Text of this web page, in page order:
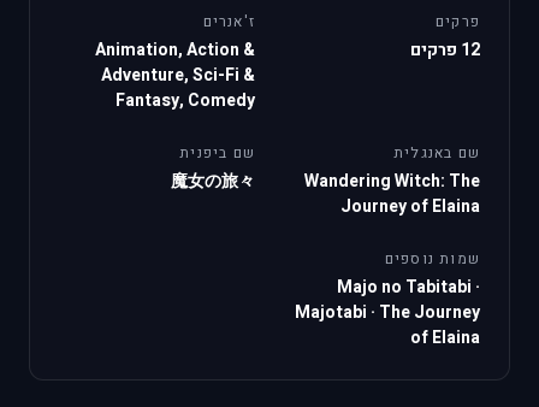
פרקים
12 פרקים
ז'אנרים
Animation, Action &
Adventure, Sci-Fi &
Fantasy, Comedy
שם באנגלית
Wandering Witch: The
Journey of Elaina
שם ביפנית
魔女の旅々
שמות נוספים
Majo no Tabitabi ·
Majotabi · The Journey
of Elaina